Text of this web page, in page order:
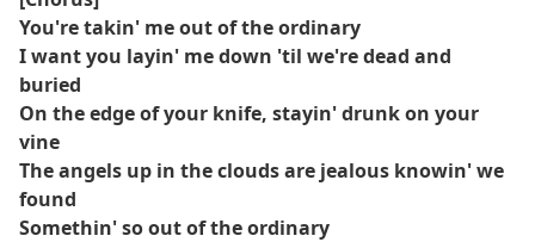
You're takin' me out of the ordinary
I want you layin' me down 'til we're dead and
buried
On the edge of your knife, stayin' drunk on your
vine
The angels up in the clouds are jealous knowin' we
found
Somethin' so out of the ordinary